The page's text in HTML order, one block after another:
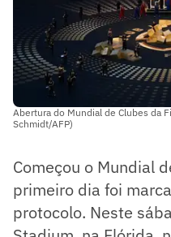
Abertura do Mundial de Clubes da
Schmidt/AFP)
Começou o Mundial
primeiro dia foi
protocolo. Neste